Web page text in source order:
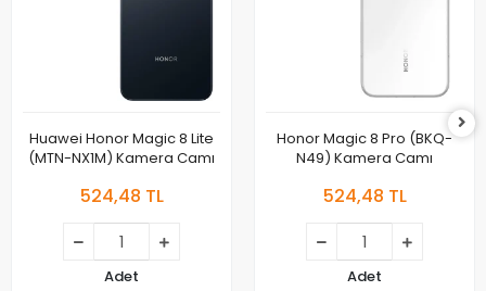
Huawei Honor Magic 8 Lite
(MTN-NX1M) Kamera Camı
524,48 TL
Adet
Honor Magic 8 Pro (BKQ-
N49) Kamera Camı
524,48 TL
Adet